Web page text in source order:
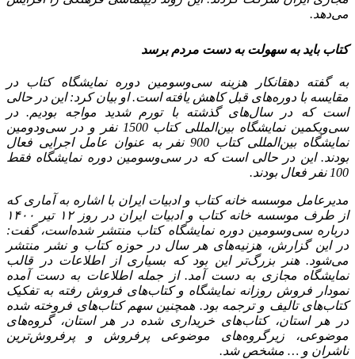
می‌دهد.
کتاب باید به سهولت به دست مردم برسد
به گفته دهقانکار هزینه سی‌وسومین دوره نمایشگاه کتاب در
مقایسه با دوره‌های قبل کاهش یافته‌ است. او بیان کرد: این در حالی
است که در سال‌های گذشته با تورم شدید مواجه بودیم. در
سی‌ویکمین نمایشگاه بین‌المللی کتاب 1500 نفر و در سی‌ودومین
نمایشگاه بین‌المللی کتاب 900 نفر به عنوان عامل اجرایی فعال
بودند. این در حالی است که در سی‌وسومین دوره نمایشگاه فقط
100 نفر فعال بودند.
مدیرعامل موسسه خانه کتاب و ادبیات ایران با اشاره به آماری که
از طرف موسسه خانه کتاب و ادبیات ایران در روز ۱۲ تیر ۱۴۰۰
درباره سی‌وسومین دوره نمایشگاه کتاب منتشر شده‌است، گفت:
در این گزارش، هزنیه‌های هر سال در حوزه کتاب و نشر منتشر
می‌شود. هنر بزرگ‌تر این بود که بسیاری از اطلاعات در قالب
نمایشگاه مجازی به دست آمد. از جمله اطلاعات به دست آمده
نمودار فروش روزانه نمایشگاه و کتاب‌های فروش رفته به تفکیک
کتاب‌های تالیف و ترجمه بود. همچنین سهم کتاب‌های فروخته شده
در هر استان، کتاب‌های خریداری شده در هر استان، گروه‌های
موضوعی، زیرگروه‌های موضوعی پرفروش و پرفروش‌ترین
ناشران و … مشخص شد.